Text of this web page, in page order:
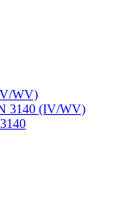
WV)
3140 (IV/WV)